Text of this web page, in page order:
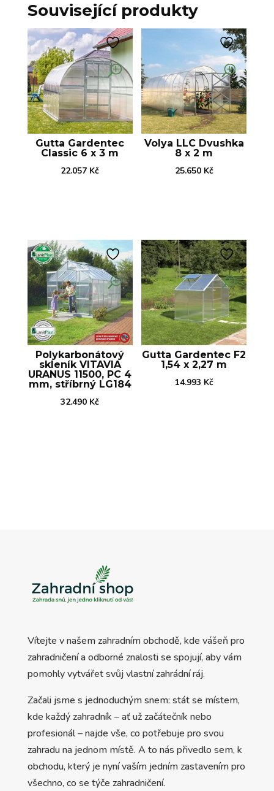
Související produkty
Gutta Gardentec
Classic 6 x 3 m
22.057 Kč
Volya LLC Dvushka
8 x 2 m
25.650 Kč
Polykarbonátový
skleník VITAVIA
URANUS 11500, PC 4
mm, stříbrný LG184
32.490 Kč
Gutta Gardentec F2
1,54 x 2,27 m
14.993 Kč
Vítejte v našem zahradním obchodě, kde vášeň pro
zahradničení a odborné znalosti se spojují, aby vám
pomohly vytvářet svůj vlastní zahrádní ráj.
Začali jsme s jednoduchým snem: stát se místem,
kde každý zahradník – ať už začátečník nebo
profesionál – najde vše, co potřebuje pro svou
zahradu na jednom místě. A to nás přivedlo sem, k
obchodu, který je nyní vaším jedním zastavením pro
všechno, co se týče zahradničení.